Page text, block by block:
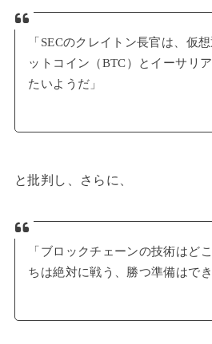
「SECのクレイトン長官は、仮
ットコイン（BTC）とイーサリ
たいようだ」
と批判し、さらに、
「ブロックチェーンの技術はど
ちは絶対に戦う、勝つ準備はでき